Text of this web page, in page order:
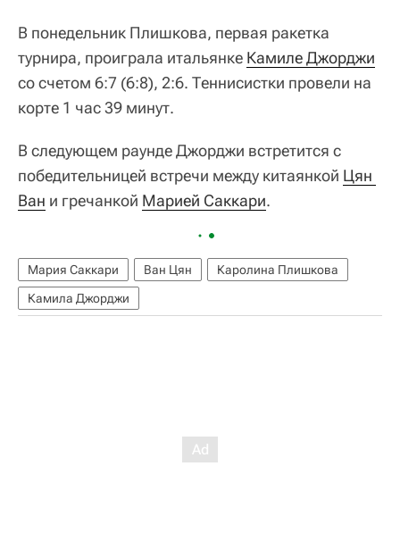
В понедельник Плишкова, первая ракетка
турнира, проиграла итальянке Камиле Джорджи
со счетом 6:7 (6:8), 2:6. Теннисистки провели на
корте 1 час 39 минут.
В следующем раунде Джорджи встретится с
победительницей встречи между китаянкой Цян
Ван и гречанкой Марией Саккари.
Мария Саккари Ван Цян
Каролина Плишкова
Камила Джорджи